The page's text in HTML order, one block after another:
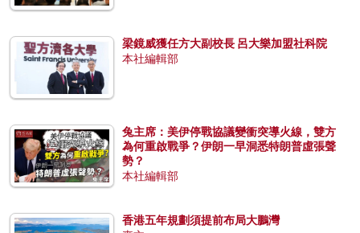
梁鏡威獲任方大副校長 呂大樂加盟社科院
本社編輯部
兔主席：美伊停戰協議變衝突導火線，雙方
為何重啟戰爭？伊朗一早洞悉特朗普虛張聲
勢？
本社編輯部
香港五年規劃須提前布局大鵬灣